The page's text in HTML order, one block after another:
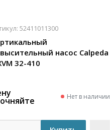
52411011300
насос Calpeda
32-410
Нет в наличии